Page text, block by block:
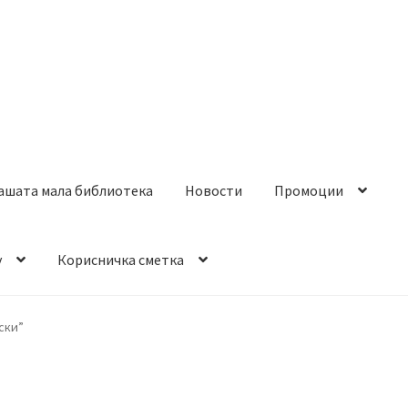
мала библиотека Новости Промоции
Корисничка сметка